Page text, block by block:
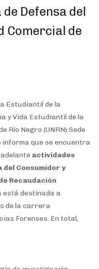
Defensa del
Comercial de
Estudiantil de la
y Vida Estudiantil de la
Río Negro (UNRN) Sede
informa que se encuentra
actividades
Consumidor y
Recaudación
está destinada a
de la carrera
Forenses. En total,